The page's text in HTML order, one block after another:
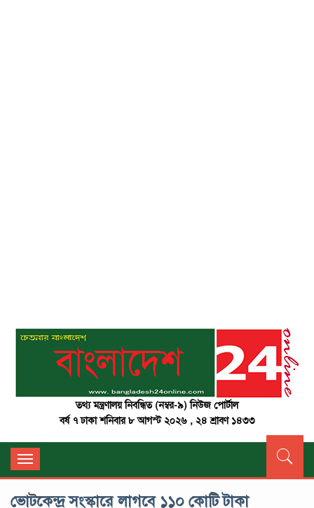
তথ্য মন্ত্রণালয় নিবন্ধিত (নম্বর-৯) নিউজ পোর্টাল
বর্ষ ৭ ঢাকা শনিবার ৮ আগস্ট ২০২৬ , ২৪ শ্রাবণ ১৪৩৩
Toggle
navigation
ভোটকেন্দ্র সংস্কারে লাগবে ১১০ কোটি টাকা